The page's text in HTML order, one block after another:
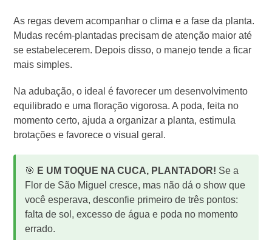
As regas devem acompanhar o clima e a fase da planta.
Mudas recém-plantadas precisam de atenção maior até
se estabelecerem. Depois disso, o manejo tende a ficar
mais simples.
Na adubação, o ideal é favorecer um desenvolvimento
equilibrado e uma floração vigorosa. A poda, feita no
momento certo, ajuda a organizar a planta, estimula
brotações e favorece o visual geral.
🎯 E UM TOQUE NA CUCA, PLANTADOR! Se a
Flor de São Miguel cresce, mas não dá o show que
você esperava, desconfie primeiro de três pontos:
falta de sol, excesso de água e poda no momento
errado.